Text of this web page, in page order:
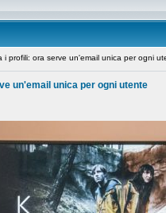
profili: ora serve un'email unica per ogni
un'email unica per ogni utente